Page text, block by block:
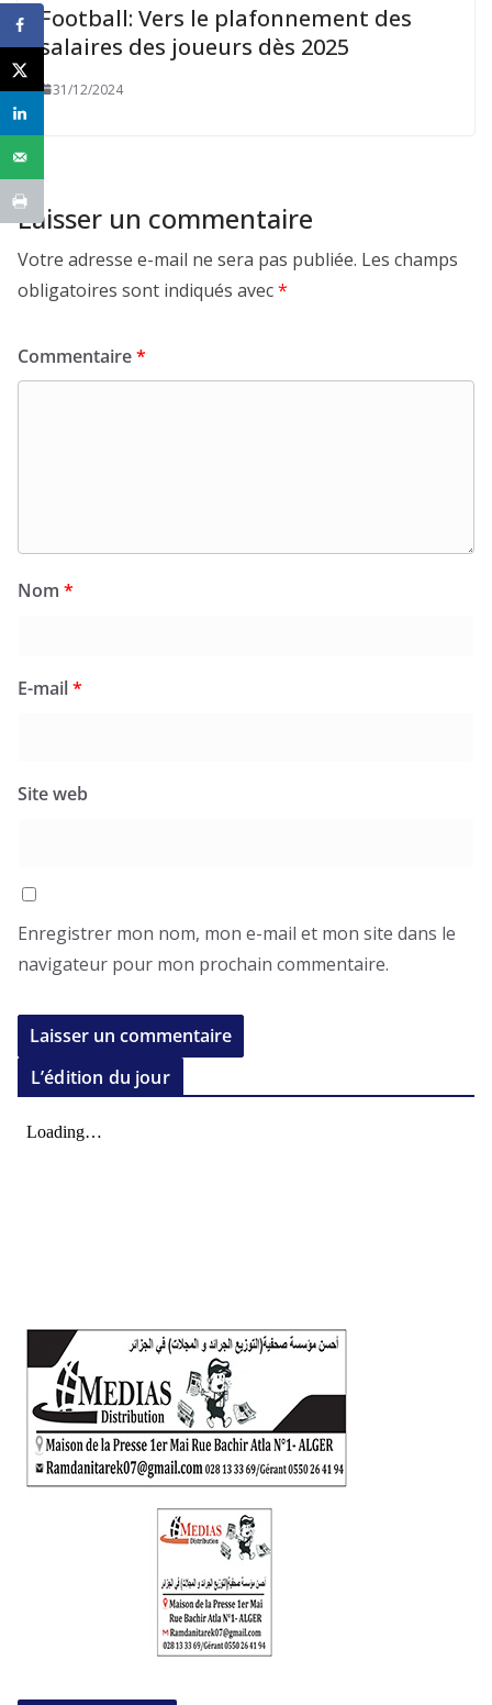
Football: Vers le plafonnement des
salaires des joueurs dès 2025
31/12/2024
Laisser un commentaire
Votre adresse e-mail ne sera pas publiée. Les champs
obligatoires sont indiqués avec*
Commentaire*
Nom *
E-mail*
Site web
Enregistrer mon nom, mon e-mail et mon site dans le
navigateur pour mon prochain commentaire.
L’édition du jour